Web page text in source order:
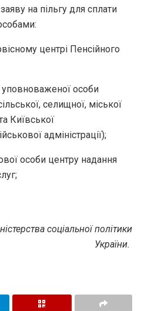
на пільгу для сплати
центрі Пенсійного
особи
селищної, міської
Київської
адміністрації);
особи центру надання
соціальної політики
України.